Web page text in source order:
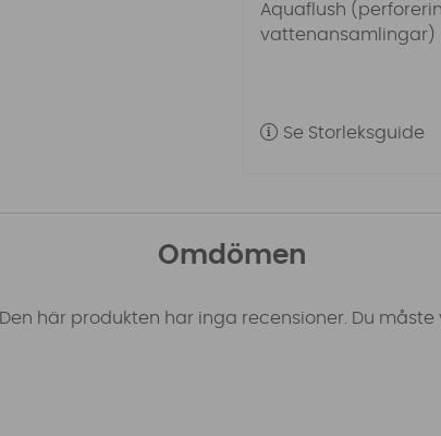
Aquaflush
vattenansamlingar)
Se Storleksguide
Omdömen
Den här produkten har inga recensioner. Du